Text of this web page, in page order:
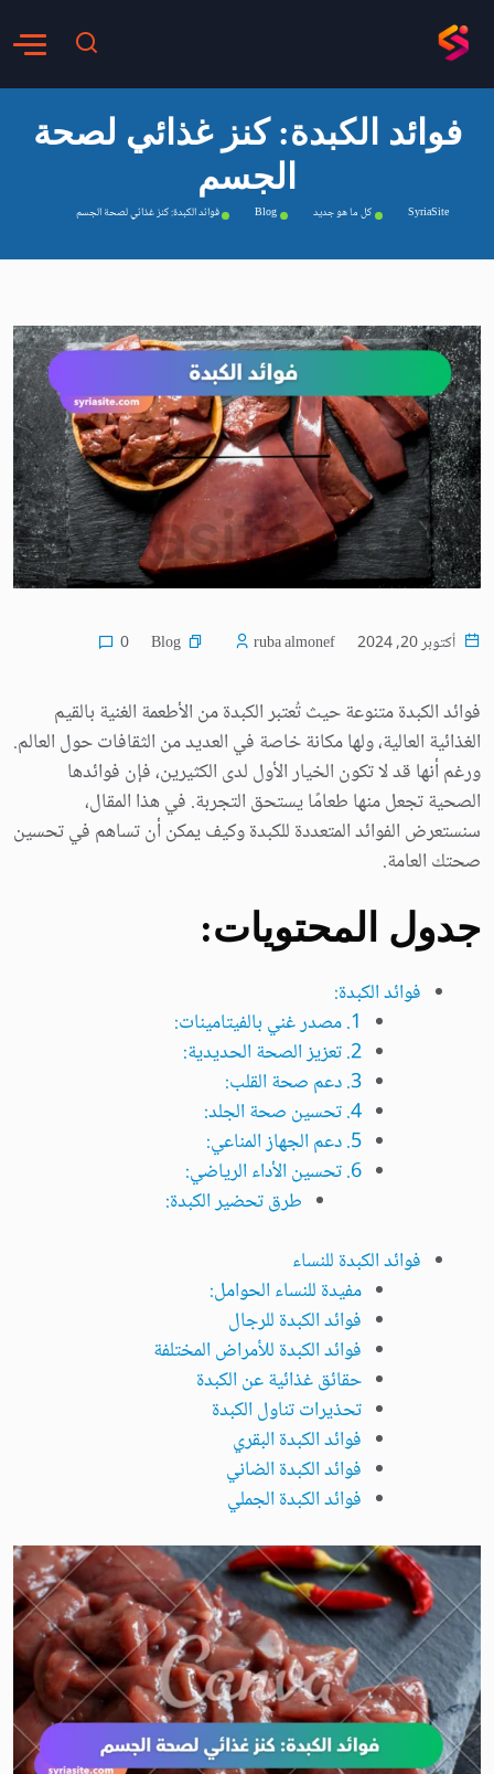
فوائد الكبدة: كنز غذائي لصحة
الجسم
SyriaSite كل ما هو جديد Blog فوائد الكبدة: كنز غذائي لصحة الجسم
أكتوبر 20, 2024 ruba almonef
Blog
0
فوائد الكبدة متنوعة حيث تُعتبر الكبدة من الأطعمة الغنية بالقيم
الغذائية العالية، ولها مكانة خاصة في العديد من الثقافات حول العالم.
ورغم أنها قد لا تكون الخيار الأول لدى الكثيرين، فإن فوائدها
الصحية تجعل منها طعامًا يستحق التجربة. في هذا المقال،
سنستعرض الفوائد المتعددة للكبدة وكيف يمكن أن تساهم في تحسين
صحتك العامة.
جدول المحتويات:
فوائد الكبدة:
1. مصدر غني بالفيتامينات:
2. تعزيز الصحة الحديدية:
3. دعم صحة القلب:
4. تحسين صحة الجلد:
5. دعم الجهاز المناعي:
6. تحسين الأداء الرياضي:
طرق تحضير الكبدة:
فوائد الكبدة للنساء
مفيدة للنساء الحوامل:
فوائد الكبدة للرجال
فوائد الكبدة للأمراض المختلفة
حقائق غذائية عن الكبدة
تحذيرات تناول الكبدة
فوائد الكبدة البقري
فوائد الكبدة الضاني
فوائد الكبدة الجملي